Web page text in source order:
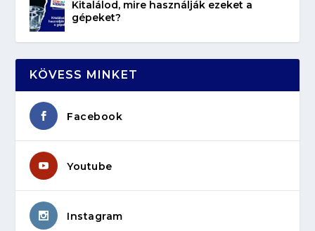
Kitalálod, mire használják ezeket a
gépeket?
KÖVESS MINKET
Facebook
Youtube
Instagram